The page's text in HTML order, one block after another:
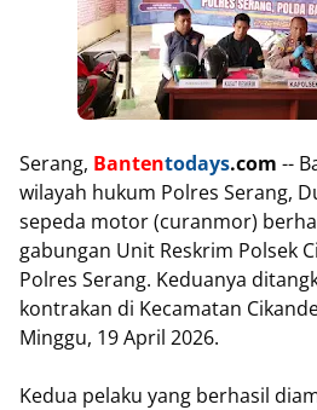
Serang, Bantentodays.com --
wilayah hukum Polres Serang,
sepeda motor (curanmor)
gabungan Unit Reskrim Polsek
Polres Serang. Keduanya
kontrakan di Kecamatan
Minggu, 19 April 2026.
Kedua pelaku yang berhasil